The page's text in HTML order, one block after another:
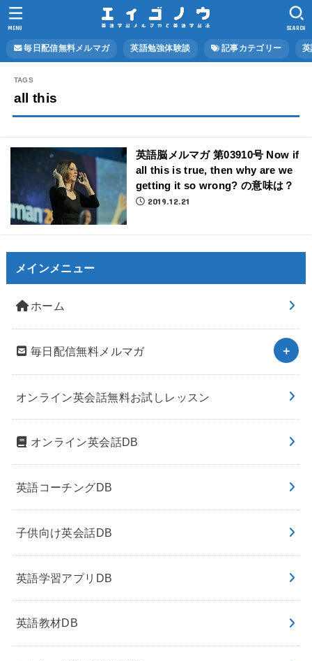
毎日配信無料メルマガ 英語勉強体験談 記事カテゴリー
SEARCH
MENU
all this
英語脳メルマガ 第03910号 Now if
all this is true, then why are we
getting it so wrong? の意味は？
2019.12.21
メインメニュー
ホーム
毎日配信無料メルマガ
オンライン英会話無料お試しレッスン
オンライン英会話DB
英語コーチングDB
子供向け英会話DB
英語学習アプリDB
英語教材DB